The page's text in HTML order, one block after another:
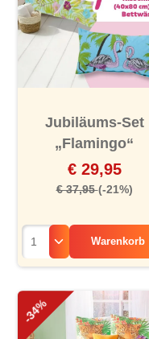
Jubiläums-Set
„Flamingo“
€ 29,95
€ 37,95(-21%)
Warenkorb
-34%